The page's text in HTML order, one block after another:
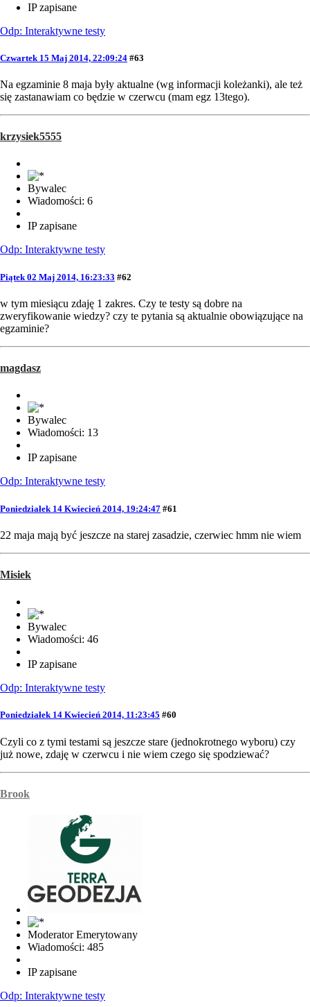
IP zapisane
Odp: Interaktywne testy
Czwartek 15 Maj 2014, 22:09:24 #63
Na egzaminie 8 maja były aktualne (wg informacji koleżanki), ale też
się zastanawiam co będzie w czerwcu (mam egz 13tego).
krzysiek5555
Bywalec
Wiadomości: 6
IP zapisane
Odp: Interaktywne testy
Piątek 02 Maj 2014, 16:23:33 #62
w tym miesiącu zdaję 1 zakres. Czy te testy są dobre na
zweryfikowanie wiedzy? czy te pytania są aktualnie obowiązujące na
egzaminie?
magdasz
Bywalec
Wiadomości: 13
IP zapisane
Odp: Interaktywne testy
Poniedziałek 14 Kwiecień 2014, 19:24:47 #61
22 maja mają być jeszcze na starej zasadzie, czerwiec hmm nie wiem
Misiek
Bywalec
Wiadomości: 46
IP zapisane
Odp: Interaktywne testy
Poniedziałek 14 Kwiecień 2014, 11:23:45 #60
Czyli co z tymi testami są jeszcze stare (jednokrotnego wyboru) czy
już nowe, zdaję w czerwcu i nie wiem czego się spodziewać?
Brook
Moderator Emerytowany
Wiadomości: 485
IP zapisane
Odp: Interaktywne testy